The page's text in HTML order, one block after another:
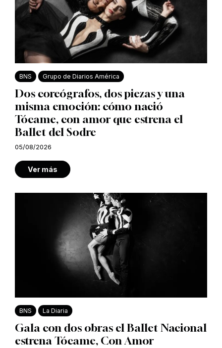
BNS Grupo de Diarios América
Dos coreógrafos, dos piezas y una
misma emoción: cómo nació
Tócame, con amor que estrena el
Ballet del Sodre
05/08/2026
Ver más
BNS La Diaria
Gala con dos obras el Ballet Nacional
estrena Tócame, Con Amor